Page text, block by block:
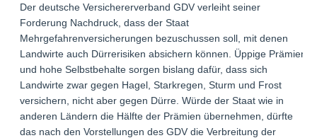
Der deutsche Versichererverband GDV verleiht seiner
Forderung Nachdruck, dass der Staat
Mehrgefahrenversicherungen bezuschussen soll, mit denen
Landwirte auch Dürrerisiken absichern können. Üppige Prämien
und hohe Selbstbehalte sorgen bislang dafür, dass sich
Landwirte zwar gegen Hagel, Starkregen, Sturm und Frost
versichern, nicht aber gegen Dürre. Würde der Staat wie in
anderen Ländern die Hälfte der Prämien übernehmen, dürfte
das nach den Vorstellungen des GDV die Verbreitung der